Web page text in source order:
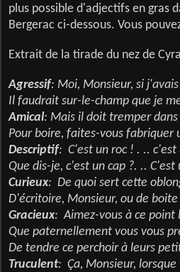
plus possible d'adjectifs en gras
Bergerac ci-dessous. Vous
Extrait de la tirade du nez de
Agressif: Moi, Monsieur, si
Il faudrait sur-le-champ que je
Amical: Mais il doit tremper
Pour boire, faites-vous fabriquer
Descriptif: C'est un roc ! . .. c'est
Que dis-je, c'est un cap ?. .. C'est
Curieux: De quoi sert cette
D'écritoire, Monsieur, ou de boite
Gracieux: Aimez-vous à ce point
Que paternellement vous vous
De tendre ce perchoir à leurs
Truculent: Ça, Monsieur, lorsque